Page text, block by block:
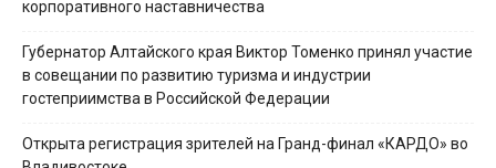
корпоративного наставничества
Губернатор Алтайского края Виктор Томенко принял участие
в совещании по развитию туризма и индустрии
гостеприимства в Российской Федерации
Открыта регистрация зрителей на Гранд-финал «КАРДО» во